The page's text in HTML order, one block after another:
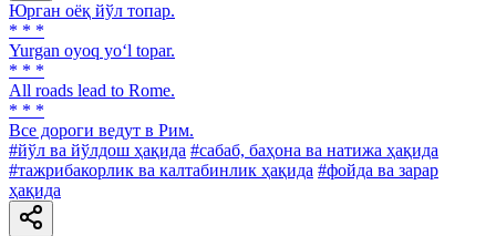
Юрган оёқ йўл топар.
* * *
Yurgan oyoq yo‘l topar.
* * *
All roads lead to Rome.
* * *
Все дороги ведут в Рим.
#йўл ва йўлдош ҳақида #сабаб, баҳона ва натижа ҳақида
#тажрибакорлик ва калтабинлик ҳақида #фойда ва зарар
ҳақида